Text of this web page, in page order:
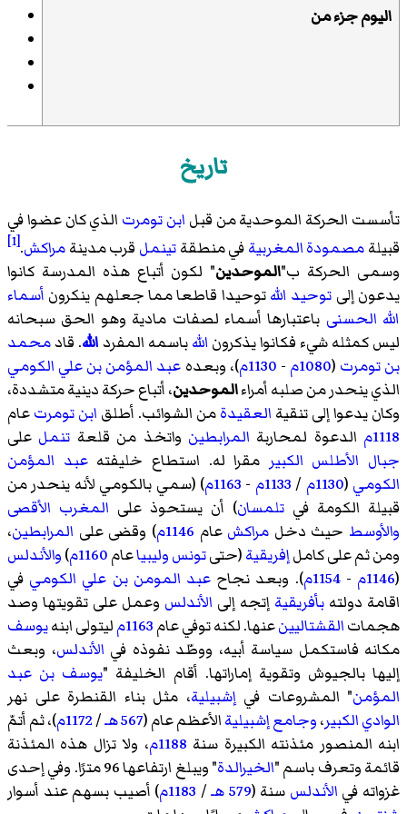
اليوم جزء من
تاريخ
تأسست الحركة الموحدية من قبل ابن تومرت الذي كان عضوا في
قبيلةمصمودةالمغربيةفي منطقةتينمل قرب مدينةمراكش.
[1]
وسمى الحركة ب"الموحدين" لكون أتباع هذه المدرسة كانوا
يدعون إلى توحيد اللهتوحيدا قاطعا مما جعلهم ينكرون أسماء
الله الحسنى باعتبارها أسماء لصفات مادية وهو الحق سبحانه
ليس كمثله شيء فكانوا يذكرون اللهباسمه المفردالله. قادمحمد
بن تومرت (1080م - 1130م )، وبعده عبد المؤمن بن علي الكومي
الذي ينحدر من صلبه أمراءالموحدين، أتباع حركة دينية متشددة،
وكان يدعوا إلى تنقية العقيدةمن الشوائب. أطلق ابن تومرتعام
1118م
الدعوة لمحاربة المرابطين واتخذ من قلعة تنمل على
جبال الأطلس الكبير مقرا له. استطاع خليفتهعبد المؤمن
الكومي (1130م /1133م - 1163م ) (سمي بالكومي لأنه ينحدر من
قبيلة الكومة في تلمسان) أن يستحوذ على المغرب الأقصى
والأوسط حيث دخل مراكش عام 1146م ) وقضى على المرابطين،
ومن ثم على كاملإفريقية(حتىتونسوليبياعام1160م )والأندلس
(1146م -1154م ). وبعد نجاح عبد المومن بن علي الكومي في
اقامة دولته بأفريقية إتجه إلى الأندلس وعمل على تقويتها وصد
هجماتالقشتاليينعنها. لكنه توفي عام1163م ليتولى ابنهيوسف
مكانه فاستكمل سياسة أبيه، ووطّد نفوذه في الأندلس، وبعث
إليها بالجيوش وتقوية إماراتها. أقام الخليفة "يوسف بن عبد
المؤمن" المشروعات فيإشبيلية، مثل بناء القنطرة على نهر
الوادي الكبير،وجامع إشبيليةالأعظم عام (567 هـ /1172م )، ثم أتمّ
ابنه المنصور مئذنته الكبيرة سنة 1188م ، ولا تزال هذه المئذنة
قائمة وتعرف باسم "الخيرالدة
" ويبلغ ارتفاعها 96 مترًا. وفي إحدى
غزواته في الأندلس سنة (579 هـ / 1183م ) أصيب بسهم عند أسوار